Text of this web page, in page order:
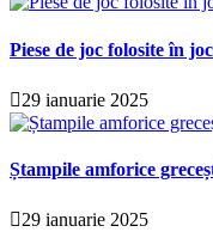
Piese de joc folosite în
29 ianuarie 2025
Ștampile amforice
29 ianuarie 2025